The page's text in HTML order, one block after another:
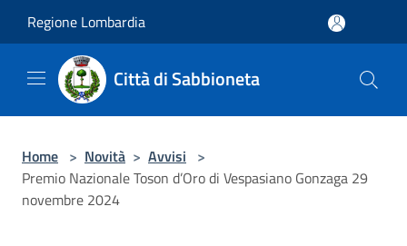
Regione Lombardia
Città di Sabbioneta
Home > Novità > Avvisi >
Premio Nazionale Toson d’Oro di Vespasiano Gonzaga 29
novembre 2024